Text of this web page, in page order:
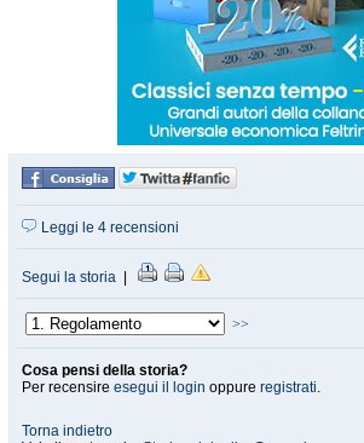
Leggi le 4 recensioni
Segui la storia
>>
Cosa pensi della storia?
Per recensire esegui il login oppure registrati.
Torna indietro